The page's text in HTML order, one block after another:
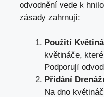
odvodnění vede k
zásady zahrnují:
Použití
květináče,
Podporují
Přidání
Na dno